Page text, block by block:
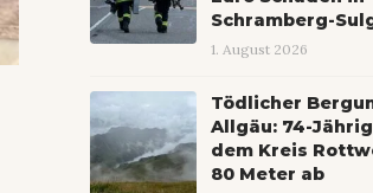
Schramberg-
1. August 2026
Tödlicher
Allgäu: 74-
dem Kreis
80 Meter ab